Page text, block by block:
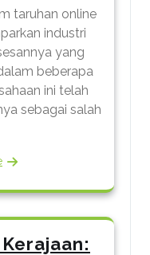
taruhan online
industri
yang
beberapa
ini telah
sebagai salah